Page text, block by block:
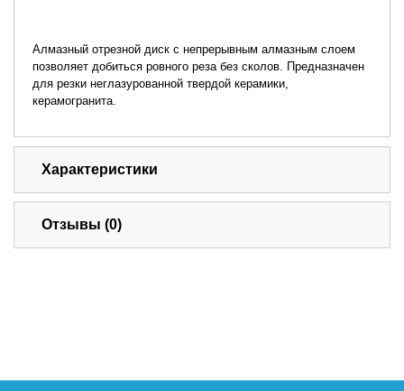
Алмазный отрезной диск с непрерывным алмазным слоем
позволяет добиться ровного реза без сколов. Предназначен
для резки неглазурованной твердой керамики,
керамогранита.
Характеристики
Отзывы (0)